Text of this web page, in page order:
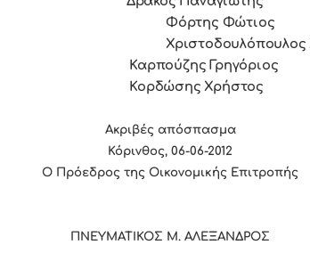
Φόρτης Φώτιος
Χριστοδουλόπουλος
Γρηγόριος
Χρήστος
Ακριβές απόσπασμα
Κόρινθος, 06-06-2012
Ο Πρόεδρος της Οικονομικής Επιτροπής
ΠΝΕΥΜΑΤΙΚΟΣ Μ. ΑΛΕΞΑΝΔΡΟΣ